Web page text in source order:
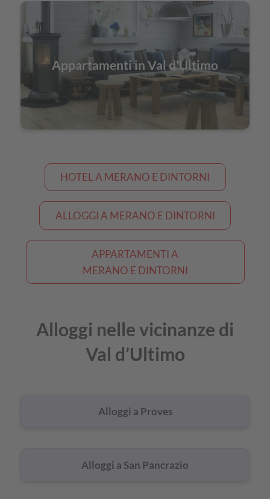
Appartamenti in Val d’Ultimo
HOTEL A MERANO E DINTORNI
ALLOGGI A MERANO E DINTORNI
APPARTAMENTI A
MERANO E DINTORNI
Alloggi nelle vicinanze di
Val d’Ultimo
Alloggi a Proves
Alloggi a San Pancrazio